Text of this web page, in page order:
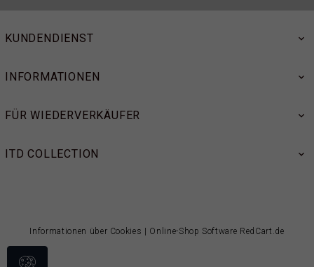
KUNDENDIENST
INFORMATIONEN
FÜR WIEDERVERKÄUFER
ITD COLLECTION
Informationen über Cookies Online-Shop Software RedCart.de